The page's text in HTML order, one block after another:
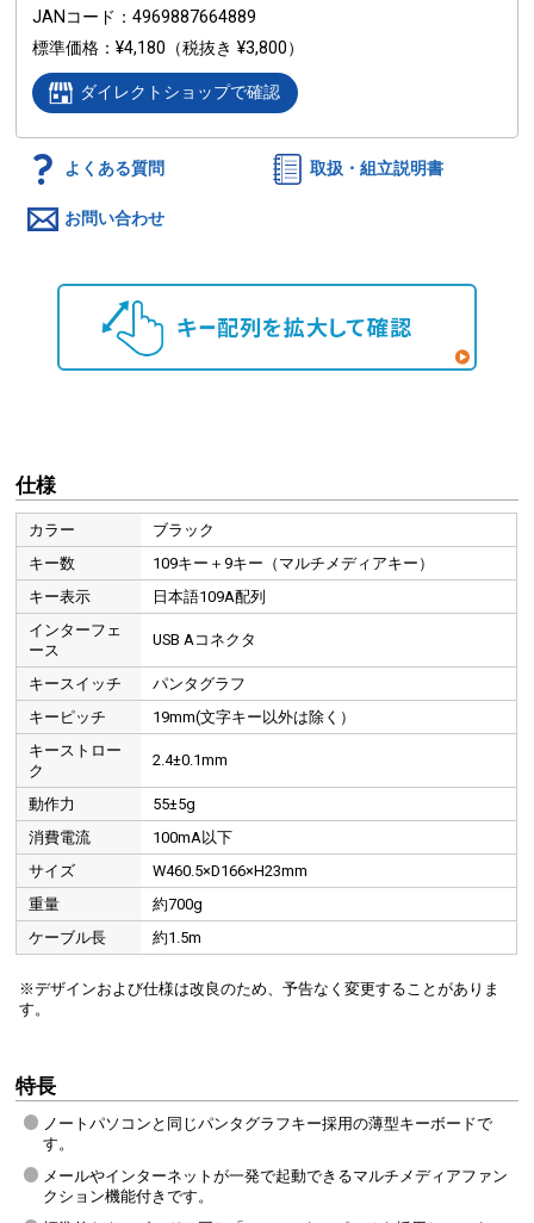
JANコード
4969887664889
標準価格
¥4,180 （税抜き ¥3,800）
ダイレクトショップで確認
よくある質問 取扱・組立説明書
お問い合わせ
仕様
カラー
ブラック
キー数
109キー＋9キー（マルチメディアキー）
キー表示
日本語109A配列
インターフェ
ース
USB Aコネクタ
キースイッチ
パンタグラフ
キーピッチ
19mm(文字キー以外は除く）
キーストロー
ク
2.4±0.1mm
動作力
55±5g
消費電流
100mA以下
サイズ
W460.5×D166×H23mm
重量
約700g
ケーブル長
約1.5m
※デザインおよび仕様は改良のため、予告なく変更することがありま
す。
特長
ノートパソコンと同じパンタグラフキー採用の薄型キーボードで
す。
メールやインターネットが一発で起動できるマルチメディアファン
クション機能付きです。